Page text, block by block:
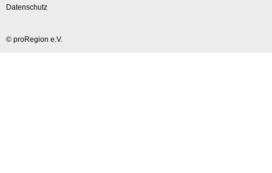
Datenschutz
© proRegion e.V.